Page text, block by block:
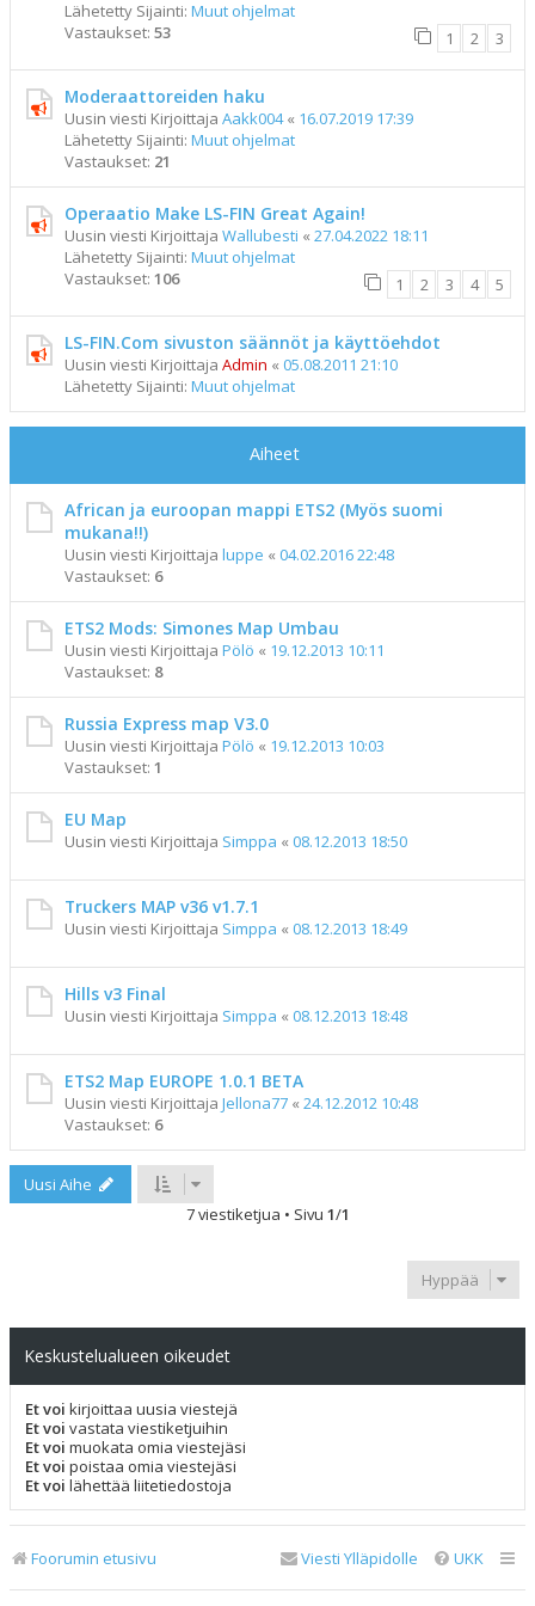
Lähetetty Sijainti: Muut ohjelmat
Vastaukset: 53 1 2 3
Moderaattoreiden haku
Uusin viesti Kirjoittaja Aakk004« 16.07.2019 17:39
Lähetetty Sijainti: Muut ohjelmat
Vastaukset: 21
Operaatio Make LS-FIN Great Again!
Uusin viesti Kirjoittaja Wallubesti « 27.04.2022 18:11
Lähetetty Sijainti: Muut ohjelmat
Vastaukset: 106 1 2 3 4 5
LS-FIN.Com sivuston säännöt ja käyttöehdot
Uusin viesti Kirjoittaja Admin « 05.08.2011 21:10
Lähetetty Sijainti: Muut ohjelmat
Aiheet
African ja euroopan mappi ETS2 (Myös suomi
mukana!!)
Uusin viesti Kirjoittaja luppe « 04.02.2016 22:48
Vastaukset: 6
ETS2 Mods: Simones Map Umbau
Uusin viesti Kirjoittaja Pölö « 19.12.2013 10:11
Vastaukset: 8
Russia Express map V3.0
Uusin viesti Kirjoittaja Pölö « 19.12.2013 10:03
Vastaukset: 1
EU Map
Uusin viesti Kirjoittaja Simppa « 08.12.2013 18:50
Truckers MAP v36 v1.7.1
Uusin viesti Kirjoittaja Simppa « 08.12.2013 18:49
Hills v3 Final
Uusin viesti Kirjoittaja Simppa « 08.12.2013 18:48
ETS2 Map EUROPE 1.0.1 BETA
Uusin viesti Kirjoittaja Jellona77 « 24.12.2012 10:48
Vastaukset: 6
Uusi Aihe
7 viestiketjua • Sivu 1/1
Hyppää
Keskustelualueen oikeudet
Et voi kirjoittaa uusia viestejä
Et voi vastata viestiketjuihin
Et voi muokata omia viestejäsi
Et voi poistaa omia viestejäsi
Et voi lähettää liitetiedostoja
Foorumin etusivu UKK
Viesti Ylläpidolle